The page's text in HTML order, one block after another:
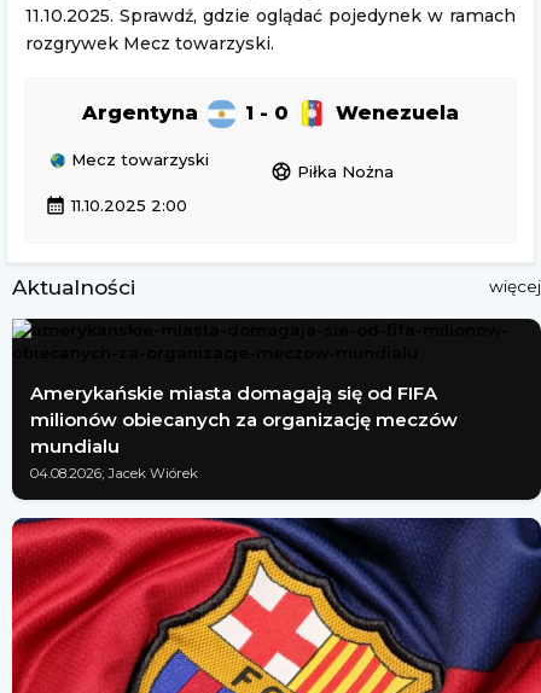
11.10.2025. Sprawdź, gdzie oglądać pojedynek w ramach
rozgrywek Mecz towarzyski.
Argentyna 1 - 0 Wenezuela
Mecz towarzyski
sports_soccer Piłka Nożna
calendar_month 11.10.2025 2:00
Aktualności więcej
Amerykańskie miasta domagają się od FIFA
milionów obiecanych za organizację meczów
mundialu
04.08.2026; Jacek Wiórek